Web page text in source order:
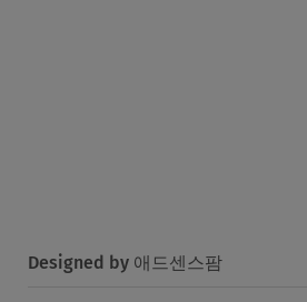
Designed by 애드센스팜